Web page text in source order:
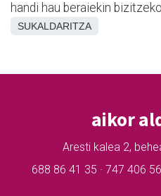
handi hau beraiekin
SUKALDARITZA
aikor
Aresti kalea 2,
688 86 41 35 · 747 406